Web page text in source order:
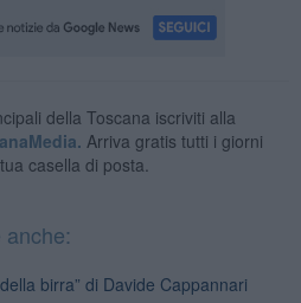
della Toscana iscriviti alla
Arriva gratis tutti i giorni
casella di posta.
birra” di Davide Cappannari